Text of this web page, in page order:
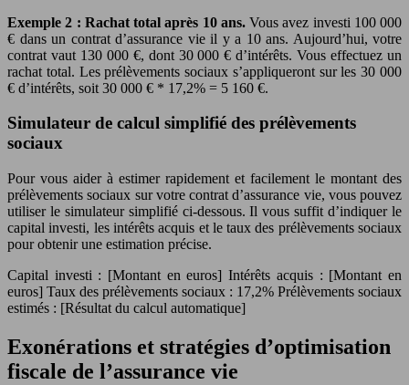
Exemple 2 : Rachat total après 10 ans. Vous avez investi 100 000
€ dans un contrat d’assurance vie il y a 10 ans. Aujourd’hui, votre
contrat vaut 130 000 €, dont 30 000 € d’intérêts. Vous effectuez un
rachat total. Les prélèvements sociaux s’appliqueront sur les 30 000
€ d’intérêts, soit 30 000 € * 17,2% = 5 160 €.
Simulateur de calcul simplifié des prélèvements
sociaux
Pour vous aider à estimer rapidement et facilement le montant des
prélèvements sociaux sur votre contrat d’assurance vie, vous pouvez
utiliser le simulateur simplifié ci-dessous. Il vous suffit d’indiquer le
capital investi, les intérêts acquis et le taux des prélèvements sociaux
pour obtenir une estimation précise.
Capital investi : [Montant en euros] Intérêts acquis : [Montant en
euros] Taux des prélèvements sociaux : 17,2% Prélèvements sociaux
estimés : [Résultat du calcul automatique]
Exonérations et stratégies d’optimisation
fiscale de l’assurance vie